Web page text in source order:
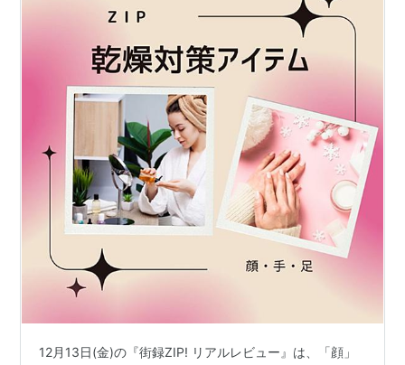
12月13日(金)の『街録ZIP! リアルレビュー』は、「顔」